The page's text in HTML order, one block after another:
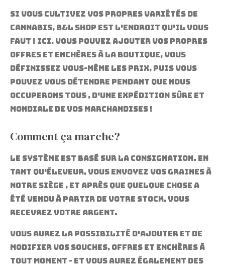
Si vous cultivez vos propres variétés de
cannabis, b&l shop est l'endroit qu'il vous
faut ! Ici, vous pouvez ajouter vos propres
offres et enchères à la boutique, vous
définissez vous-même les prix, puis vous
pouvez vous détendre pendant que nous
occuperons tous , d'une expédition sûre et
mondiale de vos marchandises !
Comment ça marche?
Le système est basé sur la consignation. En
tant qu'éleveur, vous envoyez vos graines à
notre siège , et après que quelque chose a
été vendu à partir de votre stock, vous
recevrez votre argent.
Vous aurez la possibilité d'ajouter et de
modifier vos souches, offres et enchères à
tout moment - et vous aurez également des